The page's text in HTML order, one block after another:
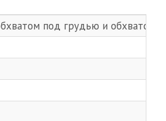
под грудью и обхватом